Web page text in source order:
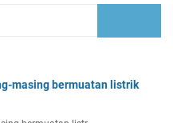
masing bermuatan listrik